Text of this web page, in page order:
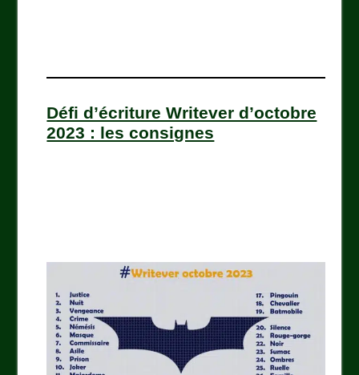
Défi d’écriture Writever d’octobre
2023 : les consignes